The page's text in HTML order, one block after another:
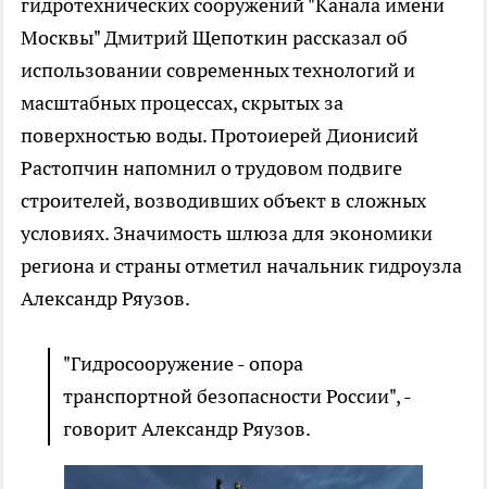
гидротехнических сооружений "Канала имени
Москвы" Дмитрий Щепоткин рассказал об
использовании современных технологий и
масштабных процессах, скрытых за
поверхностью воды. Протоиерей Дионисий
Растопчин напомнил о трудовом подвиге
строителей, возводивших объект в сложных
условиях. Значимость шлюза для экономики
региона и страны отметил начальник гидроузла
Александр Ряузов.
"Гидросооружение - опора
транспортной безопасности России", -
говорит Александр Ряузов.